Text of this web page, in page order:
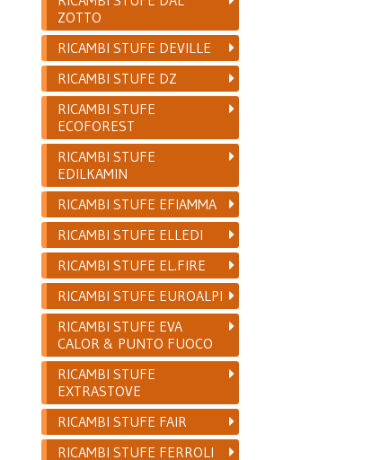
ZOTTO
RICAMBI STUFE DEVILLE
RICAMBI STUFE DZ
RICAMBI STUFE
ECOFOREST
RICAMBI STUFE
EDILKAMIN
RICAMBI STUFE EFIAMMA
RICAMBI STUFE ELLEDI
RICAMBI STUFE EL.FIRE
RICAMBI STUFE EUROALPI
RICAMBI STUFE EVA
CALOR & PUNTO FUOCO
RICAMBI STUFE
EXTRASTOVE
RICAMBI STUFE FAIR
RICAMBI STUFE FERROLI